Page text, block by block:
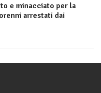
e minacciato per la
arrestati dai